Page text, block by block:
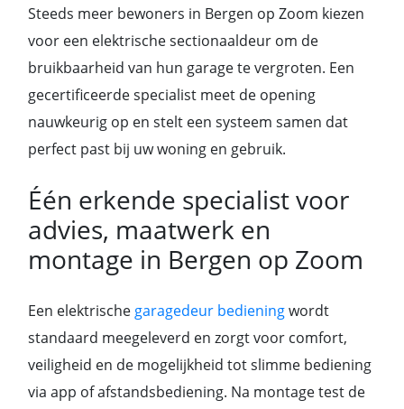
Steeds meer bewoners in Bergen op Zoom kiezen
voor een elektrische sectionaaldeur om de
bruikbaarheid van hun garage te vergroten. Een
gecertificeerde specialist meet de opening
nauwkeurig op en stelt een systeem samen dat
perfect past bij uw woning en gebruik.
Één erkende specialist voor
advies, maatwerk en
montage in Bergen op Zoom
Een elektrische garagedeur bedieningwordt
standaard meegeleverd en zorgt voor comfort,
veiligheid en de mogelijkheid tot slimme bediening
via app of afstandsbediening. Na montage test de